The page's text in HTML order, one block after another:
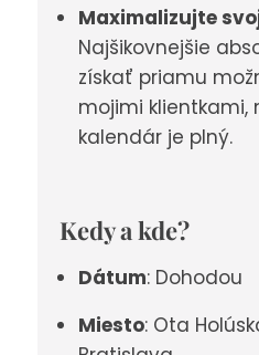
Maximalizujte
Najšikovnejšie
získať priamu
mojimi klientkami,
kalendár je plný.
Kedy a kde?
Dátum: Dohodou
Miesto: Ota